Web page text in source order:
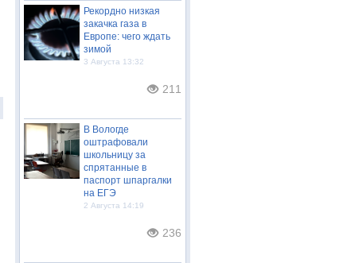
Рекордно низкая
закачка газа в
Европе: чего ждать
зимой
3 Августа 13:32
211
В Вологде
оштрафовали
школьницу за
спрятанные в
паспорт шпаргалки
на ЕГЭ
2 Августа 14:19
236